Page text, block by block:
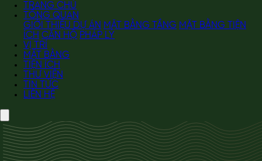
TRANG CHỦ
TỔNG QUAN
GIỚI THIỆU DỰ ÁN MẶT BẰNG TẦNG MẶT BẰNG TIỆN
ÍCH CĂN HỘ PHÁP LÝ
VỊ TRÍ
MẶT BẰNG
TIỆN ÍCH
THƯ VIỆN
TIN TỨC
LIÊN HỆ
TỔNG QUAN